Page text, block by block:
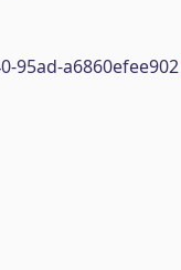
95ad-a6860efee902